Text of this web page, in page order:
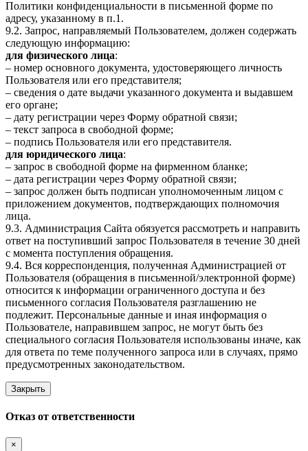
Политики конфиденциальности в письменной форме по
адресу, указанному в п.1.
9.2. Запрос, направляемый Пользователем, должен содержать
следующую информацию:
для физического лица:
– номер основного документа, удостоверяющего личность
Пользователя или его представителя;
– сведения о дате выдачи указанного документа и выдавшем
его органе;
– дату регистрации через Форму обратной связи;
– текст запроса в свободной форме;
– подпись Пользователя или его представителя.
для юридического лица:
– запрос в свободной форме на фирменном бланке;
– дата регистрации через Форму обратной связи;
– запрос должен быть подписан уполномоченным лицом с
приложением документов, подтверждающих полномочия
лица.
9.3. Администрация Сайта обязуется рассмотреть и направить
ответ на поступивший запрос Пользователя в течение 30 дней
с момента поступления обращения.
9.4. Вся корреспонденция, полученная Администрацией от
Пользователя (обращения в письменной/электронной форме)
относится к информации ограниченного доступа и без
письменного согласия Пользователя разглашению не
подлежит. Персональные данные и иная информация о
Пользователе, направившем запрос, не могут быть без
специального согласия Пользователя использованы иначе, как
для ответа по теме полученного запроса или в случаях, прямо
предусмотренных законодательством.
Закрыть
Отказ от ответственности
×